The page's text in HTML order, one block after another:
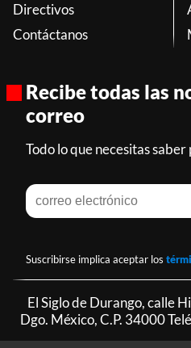
Directivos
Contáctanos
Recibe todas las
correo
Todo lo que necesitas
Suscribirse implica aceptar los
El Siglo de Durango, calle
Dgo. México, C.P. 34000